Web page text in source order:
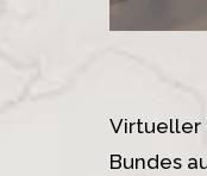
Virtueller
Bundes